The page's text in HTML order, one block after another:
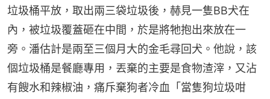
垃圾桶平放，取出兩三袋垃圾後，赫見一隻BB犬在
內，被垃圾覆蓋砸在中間，於是將牠抱出來放在一
旁。潘估計是兩至三個月大的金毛尋回犬。他說，該
個垃圾桶是餐廳專用，丟棄的主要是食物渣滓，又沾
有餿水和辣椒油，痛斥棄狗者冷血「當隻狗垃圾咁